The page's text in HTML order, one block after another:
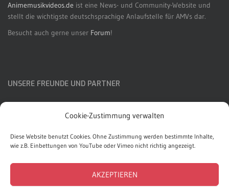
Cookie-Zustimmung verwalten
Diese Website benutzt Cookies. Ohne Zustimmung werden bestimmte Inhalte,
wie z.B. Einbettungen von YouTube oder Vimeo nicht richtig angezeigt.
AKZEPTIEREN
Animemusikvideos.de ist eine News- und Community-Website und
stellt die wichtigste deutschsprachige Anlaufstelle für AMVs dar.
Besucht auch gerne unser Forum!
UNSERE FREUNDE UND PARTNER
Connichi